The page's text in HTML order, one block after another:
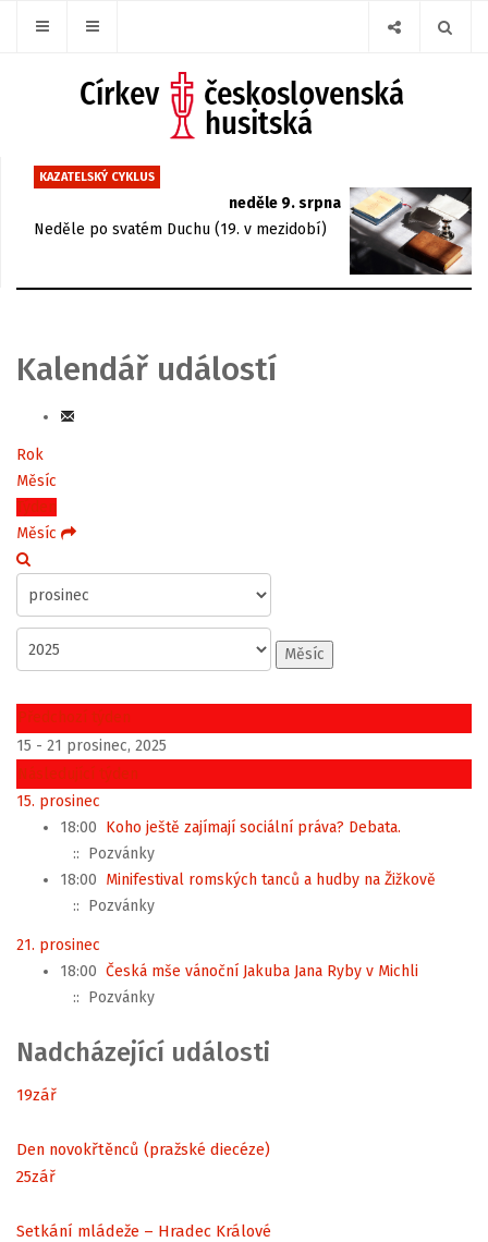
KAZATELSKÝ CYKLUS
neděle 9. srpna
Neděle po svatém Duchu (19. v mezidobí)
Kalendář událostí
Rok
Měsíc
Týden
Měsíc
Měsíc
Předchozí týden
15 - 21 prosinec, 2025
Následující týden
15. prosinec
18:00 Koho ještě zajímají sociální práva? Debata.
:: Pozvánky
18:00 Minifestival romských tanců a hudby na Žižkově
:: Pozvánky
21. prosinec
18:00 Česká mše vánoční Jakuba Jana Ryby v Michli
:: Pozvánky
Nadcházející události
19zář
Den novokřtěnců (pražské diecéze)
25zář
Setkání mládeže – Hradec Králové